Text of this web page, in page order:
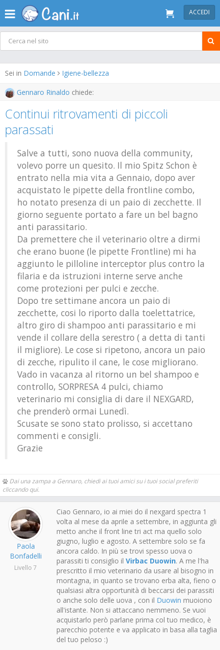
ACCEDI
Sei in Domande Igiene-bellezza
Gennaro Rinaldo chiede:
Continui ritrovamenti di piccoli
parassati
Salve a tutti, sono nuova della community,
volevo porre un quesito. Il mio Spitz Schon è
entrato nella mia vita a Gennaio, dopo aver
acquistato le pipette della frontline combo,
ho notato presenza di un paio di zecchette. Il
giorno seguente portato a fare un bel bagno
anti parassitario.
Da premettere che il veterinario oltre a dirmi
che erano buone (le pipette Frontline) mi ha
aggiunto le pilloline interceptor plus contro la
filaria e da istruzioni interne serve anche
come protezioni per pulci e zecche.
Dopo tre settimane ancora un paio di
zecchette, cosi lo riporto dalla toelettatrice,
altro giro di shampoo anti parassitario e mi
vende il collare della serestro ( a detta di tanti
il migliore). Le cose si ripetono, ancora un paio
di zecche, ripulito il cane, le cose migliorano.
Vado in vacanza al ritorno un bel shampoo e
controllo, SORPRESA 4 pulci, chiamo
veterinario mi consiglia di dare il NEXGARD,
che prenderò ormai Lunedì.
Scusate se sono stato prolisso, si accettano
commenti e consigli.
Grazie
Dai una zampa a Gennaro, chiedi ai tuoi amici su i tuoi social preferiti
cliccando qui.
Paola
Bonfadelli
Livello 7
Ciao Gennaro, io ai miei do il nexgard spectra 1
volta al mese da aprile a settembre, in aggiunta gli
metto anche il front line tri act ma quello solo
giugno, luglio e agosto. A settembre solo se fa
ancora caldo. In più se trovi spesso uova o
parassiti ti consiglio il Virbac Duowin. A me l'ha
prescritto il mio veterinario da usare al bisogno in
montagna, in quanto se trovano erba alta, fieno o
qualsiasi altra opportunità di beccarsi dei parassiti
o anche solo delle uova , con il Duowin muoiono
all'istante. Non si attaccano nemmeno. Se vuoi
acquistarlo però parlane prima col tuo medico, è
parecchio potente e va applicato in basa alla taglia
del tuo peloso :)